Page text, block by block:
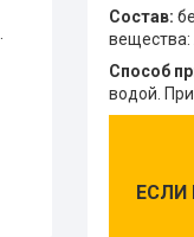
Состав:
вещества:
Способ
водой.
ЕСЛИ